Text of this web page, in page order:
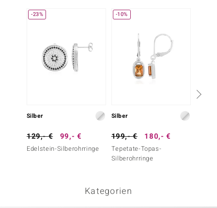
-23%
Silber
129,- € 99,- €
Edelstein-Silberohrringe
-10%
Silber
199,- € 180,- €
Tepetate-Topas-
Silberohrringe
Kategorien